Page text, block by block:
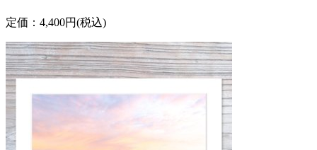
定価：4,400円(税込)